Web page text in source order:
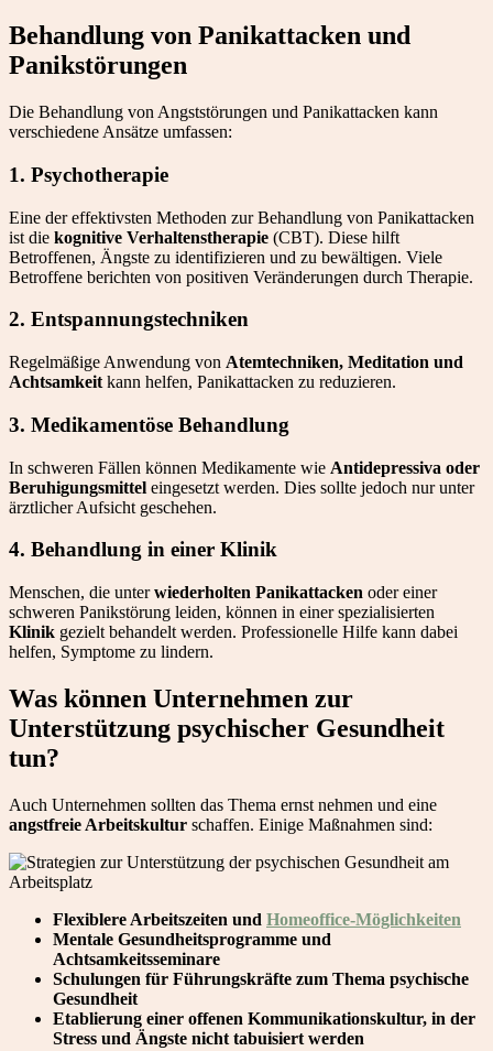
Behandlung von Panikattacken und
Panikstörungen
Die Behandlung von Angststörungen und Panikattacken kann
verschiedene Ansätze umfassen:
1. Psychotherapie
Eine der effektivsten Methoden zur Behandlung von Panikattacken
ist die kognitive Verhaltenstherapie (CBT). Diese hilft
Betroffenen, Ängste zu identifizieren und zu bewältigen. Viele
Betroffene berichten von positiven Veränderungen durch Therapie.
2. Entspannungstechniken
Regelmäßige Anwendung von Atemtechniken, Meditation und
Achtsamkeit kann helfen, Panikattacken zu reduzieren.
3. Medikamentöse Behandlung
In schweren Fällen können Medikamente wie Antidepressiva oder
Beruhigungsmittel eingesetzt werden. Dies sollte jedoch nur unter
ärztlicher Aufsicht geschehen.
4. Behandlung in einer Klinik
Menschen, die unterwiederholten Panikattacken oder einer
schweren Panikstörung leiden, können in einer spezialisierten
Klinik gezielt behandelt werden. Professionelle Hilfe kann dabei
helfen, Symptome zu lindern.
Was können Unternehmen zur
Unterstützung psychischer Gesundheit
tun?
Auch Unternehmen sollten das Thema ernst nehmen und eine
angstfreie Arbeitskultur schaffen. Einige Maßnahmen sind:
Flexiblere Arbeitszeiten und Homeoffice-Möglichkeiten
Mentale Gesundheitsprogramme und
Achtsamkeitsseminare
Schulungen für Führungskräfte zum Thema psychische
Gesundheit
Etablierung einer offenen Kommunikationskultur, in der
Stress und Ängste nicht tabuisiert werden